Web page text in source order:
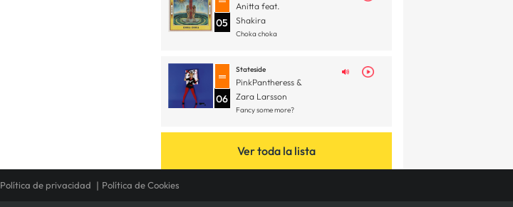
05
Anitta feat.
Shakira
Choka choka
06
Stateside
PinkPantheress &
Zara Larsson
Fancy some more?
Ver toda la lista
Política de privacidad Política de Cookies